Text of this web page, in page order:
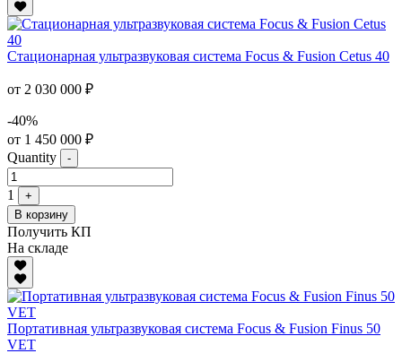
Стационарная ультразвуковая система Focus & Fusion Cetus 40
от 2 030 000 ₽
-40%
от 1 450 000 ₽
Quantity
-
1
+
В корзину
Получить КП
На складе
Портативная ультразвуковая система Focus & Fusion Finus 50
VET